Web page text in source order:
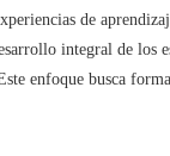
de
integral de los
enfoque busca